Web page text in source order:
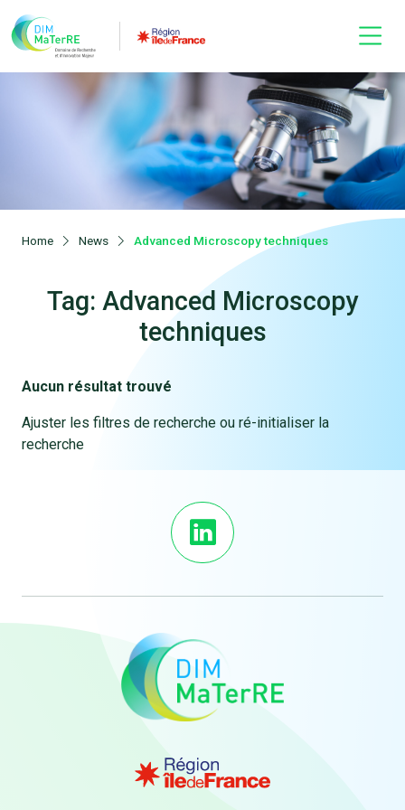
Home News Advanced Microscopy techniques
Tag: Advanced Microscopy
techniques
Aucun résultat trouvé
Ajuster les filtres de recherche ou ré-initialiser la
recherche